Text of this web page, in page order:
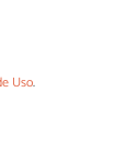
Uso.